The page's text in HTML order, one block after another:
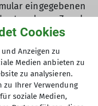
eingegebenen
und zum Zweck
und
wiederrufen
Cookies
Anzeigen zu
Medien anbieten zu
zu analysieren.
zu Ihrer Verwendung
soziale Medien,